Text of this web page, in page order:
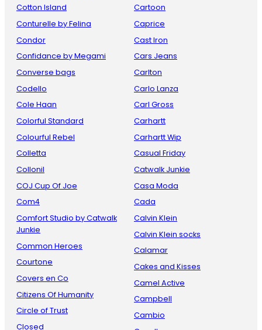
Cotton Island
Conturelle by Felina
Condor
Confidance by Megami
Converse bags
Codello
Cole Haan
Colorful Standard
Colourful Rebel
Colletta
Collonil
COJ Cup Of Joe
Com4
Comfort Studio by Catwalk
Junkie
Common Heroes
Courtone
Covers en Co
Citizens Of Humanity
Circle of Trust
Closed
Cartoon
Caprice
Cast Iron
Cars Jeans
Carlton
Carlo Lanza
Carl Gross
Carhartt
Carhartt Wip
Casual Friday
Catwalk Junkie
Casa Moda
Cada
Calvin Klein
Calvin Klein socks
Calamar
Cakes and Kisses
Camel Active
Campbell
Cambio